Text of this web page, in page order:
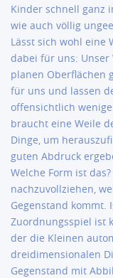
Kinder schnell ganz
wie auch völlig
Lässt sich wohl eine
dabei für uns:
planen Oberflächen
für uns und lassen
offensichtlich
braucht eine Weile
Dinge, um
guten Abdruck
Welche Form ist
nachzuvollziehen,
Gegenstand kommt.
Zuordnungsspiel ist
der die Kleinen
dreidimensionalen
Gegenstand mit